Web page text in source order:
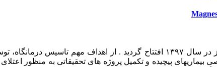
درمانگاه دامپزشکی دامپزشکان سبز در سال ۱۳۹۷ افتتاح
بیماریهای پیچیده و تکمیل پروژه های تحقیقاتی به منظور